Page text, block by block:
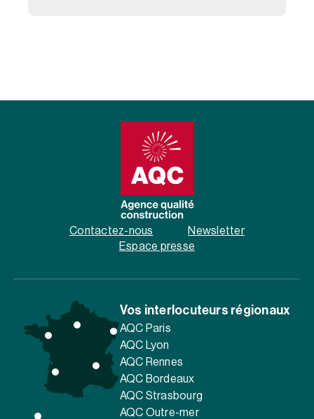
Contactez-nous
Newsletter
Espace presse
Vos interlocuteurs régionaux
AQC Paris
AQC Lyon
AQC Rennes
AQC Bordeaux
AQC Strasbourg
AQC Outre-mer